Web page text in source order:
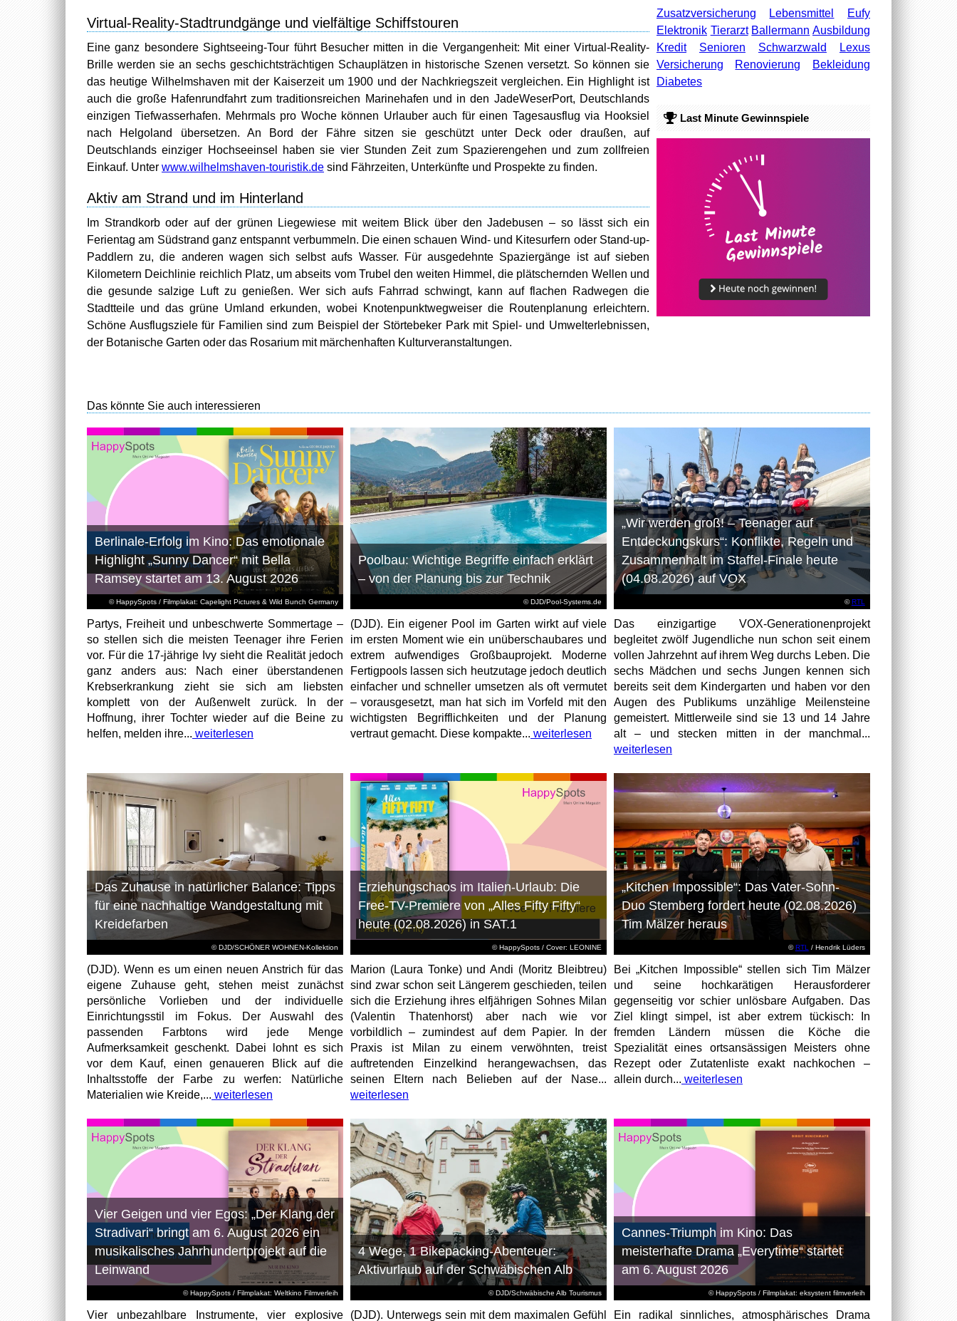
Virtual-Reality-Stadtrundgänge und vielfältige Schiffstouren
Eine ganz besondere Sightseeing-Tour führt Besucher mitten in die Vergangenheit: Mit einer Virtual-Reality-
Brille werden sie an sechs geschichtsträchtigen Schauplätzen in historische Szenen versetzt. So können sie
das heutige Wilhelmshaven mit der Kaiserzeit um 1900 und der Nachkriegszeit vergleichen. Ein Highlight ist
auch die große Hafenrundfahrt zum traditionsreichen Marinehafen und in den JadeWeserPort, Deutschlands
einzigen Tiefwasserhafen. Mehrmals pro Woche können Urlauber auch für einen Tagesausflug via Hooksiel
nach Helgoland übersetzen. An Bord der Fähre sitzen sie geschützt unter Deck oder draußen, auf
Deutschlands einziger Hochseeinsel haben sie vier Stunden Zeit zum Spazierengehen und zum zollfreien
Einkauf. Unter www.wilhelmshaven-touristik.de sind Fährzeiten, Unterkünfte und Prospekte zu finden.
Aktiv am Strand und im Hinterland
Im Strandkorb oder auf der grünen Liegewiese mit weitem Blick über den Jadebusen – so lässt sich ein
Ferientag am Südstrand ganz entspannt verbummeln. Die einen schauen Wind- und Kitesurfern oder Stand-up-
Paddlern zu, die anderen wagen sich selbst aufs Wasser. Für ausgedehnte Spaziergänge ist auf sieben
Kilometern Deichlinie reichlich Platz, um abseits vom Trubel den weiten Himmel, die plätschernden Wellen und
die gesunde salzige Luft zu genießen. Wer sich aufs Fahrrad schwingt, kann auf flachen Radwegen die
Stadtteile und das grüne Umland erkunden, wobei Knotenpunktwegweiser die Routenplanung erleichtern.
Schöne Ausflugsziele für Familien sind zum Beispiel der Störtebeker Park mit Spiel- und Umwelterlebnissen,
der Botanische Garten oder das Rosarium mit märchenhaften Kulturveranstaltungen.
Zusatzversicherung Lebensmittel
Eufy
Elektronik Tierarzt Ballermann Ausbildung
Kredit
Senioren Schwarzwald
Lexus
Versicherung
Renovierung
Bekleidung
Diabetes
Last Minute Gewinnspiele
Das könnte Sie auch interessieren
© HappySpots / Filmplakat: Capelight Pictures & Wild Bunch Germany
Berlinale-Erfolg im Kino: Das emotionale
Highlight „Sunny Dancer“ mit Bella
Ramsey startet am 13. August 2026
Partys, Freiheit und unbeschwerte Sommertage –
so stellen sich die meisten Teenager ihre Ferien
vor. Für die 17-jährige Ivy sieht die Realität jedoch
ganz anders aus: Nach einer überstandenen
Krebserkrankung zieht sie sich am liebsten
komplett von der Außenwelt zurück. In der
Hoffnung, ihrer Tochter wieder auf die Beine zu
helfen, melden ihre... weiterlesen
© DJD/Pool-Systems.de
Poolbau: Wichtige Begriffe einfach erklärt
– von der Planung bis zur Technik
(DJD). Ein eigener Pool im Garten wirkt auf viele
im ersten Moment wie ein unüberschaubares und
extrem aufwendiges Großbauprojekt. Moderne
Fertigpools lassen sich heutzutage jedoch deutlich
einfacher und schneller umsetzen als oft vermutet
– vorausgesetzt, man hat sich im Vorfeld mit den
wichtigsten Begrifflichkeiten und der Planung
vertraut gemacht. Diese kompakte... weiterlesen
©RTL
„Wir werden groß! – Teenager auf
Entdeckungskurs“: Konflikte, Regeln und
Zusammenhalt im Staffel-Finale heute
(04.08.2026) auf VOX
Das einzigartige VOX-Generationenprojekt
begleitet zwölf Jugendliche nun schon seit einem
vollen Jahrzehnt auf ihrem Weg durchs Leben. Die
sechs Mädchen und sechs Jungen kennen sich
bereits seit dem Kindergarten und haben vor den
Augen des Publikums unzählige Meilensteine
gemeistert. Mittlerweile sind sie 13 und 14 Jahre
alt – und stecken mitten in der manchmal...
weiterlesen
© DJD/SCHÖNER WOHNEN-Kollektion
Das Zuhause in natürlicher Balance: Tipps
für eine nachhaltige Wandgestaltung mit
Kreidefarben
(DJD). Wenn es um einen neuen Anstrich für das
eigene Zuhause geht, stehen meist zunächst
persönliche Vorlieben und der individuelle
Einrichtungsstil im Fokus. Der Auswahl des
passenden Farbtons wird jede Menge
Aufmerksamkeit geschenkt. Dabei lohnt es sich
vor dem Kauf, einen genaueren Blick auf die
Inhaltsstoffe der Farbe zu werfen: Natürliche
Materialien wie Kreide,... weiterlesen
© HappySpots / Cover: LEONINE
Erziehungschaos im Italien-Urlaub: Die
Free-TV-Premiere von „Alles Fifty Fifty“
heute (02.08.2026) in SAT.1
Marion (Laura Tonke) und Andi (Moritz Bleibtreu)
sind zwar schon seit Längerem geschieden, teilen
sich die Erziehung ihres elfjährigen Sohnes Milan
(Valentin Thatenhorst) aber nach wie vor
vorbildlich – zumindest auf dem Papier. In der
Praxis ist Milan zu einem verwöhnten, treist
auftretenden Einzelkind herangewachsen, das
seinen Eltern nach Belieben auf der Nase...
weiterlesen
©RTL / Hendrik Lüders
„Kitchen Impossible“: Das Vater-Sohn-
Duo Stemberg fordert heute (02.08.2026)
Tim Mälzer heraus
Bei „Kitchen Impossible“ stellen sich Tim Mälzer
und seine hochkarätigen Herausforderer
gegenseitig vor schier unlösbare Aufgaben. Das
Ziel klingt simpel, ist aber extrem tückisch: In
fremden Ländern müssen die Köche die
Spezialität eines ortsansässigen Meisters ohne
Rezept oder Zutatenliste exakt nachkochen –
allein durch... weiterlesen
© HappySpots / Filmplakat: Weltkino Filmverleih
Vier Geigen und vier Egos: „Der Klang der
Stradivari“ bringt am 6. August 2026 ein
musikalisches Jahrhundertprojekt auf die
Leinwand
Vier unbezahlbare Instrumente, vier explosive
© DJD/Schwäbische Alb Tourismus
4 Wege, 1 Bikepacking-Abenteuer:
Aktivurlaub auf der Schwäbischen Alb
(DJD). Unterwegs sein mit dem maximalen Gefühl
© HappySpots / Filmplakat: eksystent filmverleih
Cannes-Triumph im Kino: Das
meisterhafte Drama „Everytime“ startet
am 6. August 2026
Ein radikal sinnliches, atmosphärisches Drama